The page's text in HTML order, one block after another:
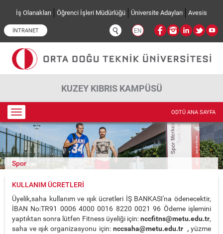
İş Olanakları Öğrenci İşleri Müdürlüğü Üniversite Adayları Avesis
İNTRANET EN
KUZEY KIBRIS KAMPÜSÜ
Toggle
navigation
ODTÜ ANA SAYFA
Spor
KULLANIM ÜCRETLERI
Üyelik,saha kullanım ve ışık ücretleri İŞ BANKASI'na ödenecektir,
İBAN No:TR91 0006 4000 0016 8220 0021 96 Ödeme işlemini
yaptıktan sonra lütfen Fitness üyeliği için:nccfitns@metu.edu.tr,
saha ve ışık organizasyonu için: nccsaha@metu.edu.tr, yüzme